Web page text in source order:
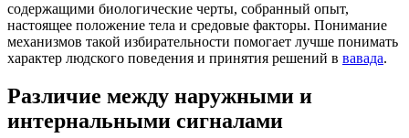
содержащими биологические черты, собранный опыт,
настоящее положение тела и средовые факторы. Понимание
механизмов такой избирательности помогает лучше понимать
характер людского поведения и принятия решений в вавада.
Различие между наружными и
интернальными сигналами